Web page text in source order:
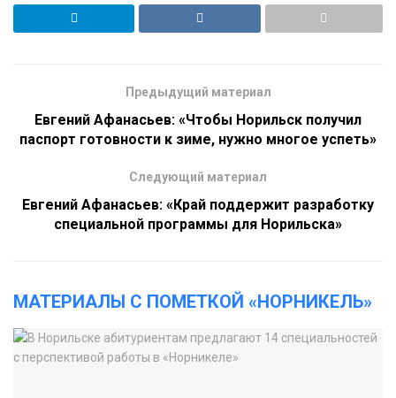
Предыдущий материал
Евгений Афанасьев: «Чтобы Норильск получил
паспорт готовности к зиме, нужно многое успеть»
Следующий материал
Евгений Афанасьев: «Край поддержит разработку
специальной программы для Норильска»
МАТЕРИАЛЫ С ПОМЕТКОЙ «НОРНИКЕЛЬ»